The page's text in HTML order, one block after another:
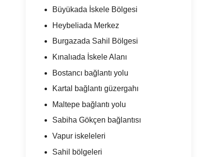
Büyükada İskele Bölgesi
Heybeliada Merkez
Burgazada Sahil Bölgesi
Kınalıada İskele Alanı
Bostancı bağlantı yolu
Kartal bağlantı güzergahı
Maltepe bağlantı yolu
Sabiha Gökçen bağlantısı
Vapur iskeleleri
Sahil bölgeleri